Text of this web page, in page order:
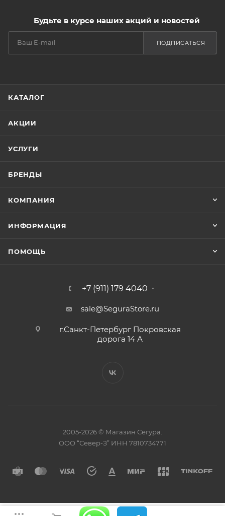
Будьте в курсе наших акций и новостей
ПОДПИСАТЬСЯ
КАТАЛОГ
АКЦИИ
УСЛУГИ
БРЕНДЫ
КОМПАНИЯ
ИНФОРМАЦИЯ
ПОМОЩЬ
+7 (911) 179 4040
sale@SeguraStore.ru
г.Санкт-Петербург Покровская
дорога 14 А
2005-2026 © Магазин Сегура.
ООО “Север-З” ИНН 7810734771